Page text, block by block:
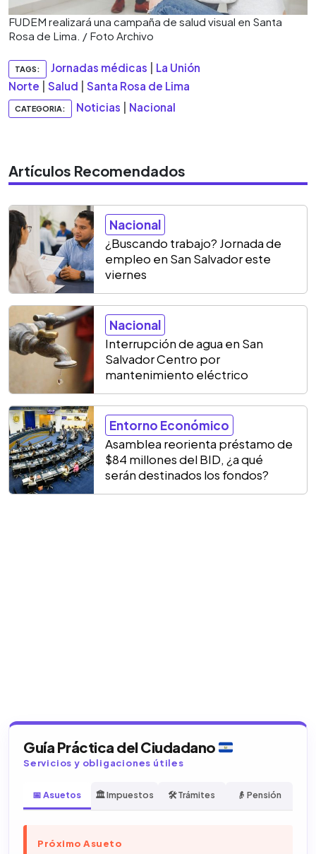
FUDEM realizará una campaña de salud visual en Santa
Rosa de Lima. / Foto Archivo
TAGS: Jornadas médicas
La Unión
Norte
Salud Santa Rosa de Lima
CATEGORIA: Noticias Nacional
Artículos Recomendados
Nacional
¿Buscando trabajo? Jornada de
empleo en San Salvador este
viernes
Nacional
Interrupción de agua en San
Salvador Centro por
mantenimiento eléctrico
Entorno Económico
Asamblea reorienta préstamo de
$84 millones del BID, ¿a qué
serán destinados los fondos?
Guía Práctica del Ciudadano
Servicios y obligaciones útiles
📅 Asuetos 🏛️ Impuestos 🛠️ Trámites 👴 Pensión
Próximo Asueto